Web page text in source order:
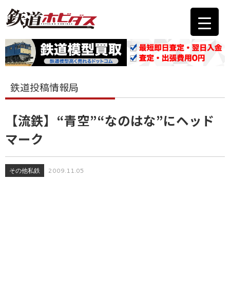
鉄道投稿情報局
【流鉄】“青空”“なのはな”にヘッド
マーク
その他私鉄 2009.11.05